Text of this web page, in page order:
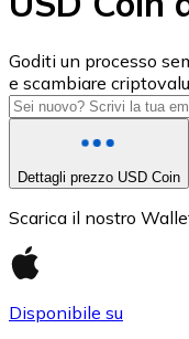
USD Coin
USDC
Goditi un processo
e scambiare
Dettagli prezzo USD Coin
Scarica il nostro
Disponibile su